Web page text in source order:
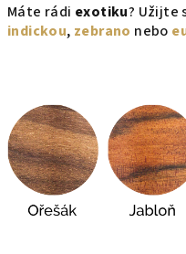
Máte rádi exotiku? Užijte
indickou, zebrano nebo